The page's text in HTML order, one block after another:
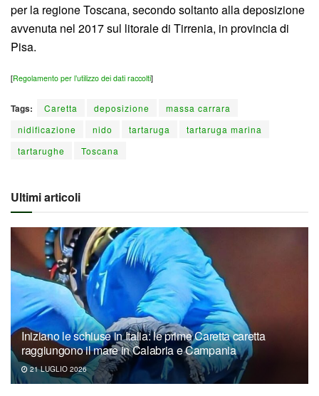
per la regione Toscana, secondo soltanto alla deposizione
avvenuta nel 2017 sul litorale di Tirrenia, in provincia di
Pisa.
[Regolamento per l’utilizzo dei dati raccolti]
Tags: Caretta deposizione
massa carrara
nidificazione
nido tartaruga
tartaruga marina
tartarughe
Toscana
Ultimi articoli
Iniziano le schiuse in Italia: le prime Caretta caretta
raggiungono il mare in Calabria e Campania
21 LUGLIO 2026